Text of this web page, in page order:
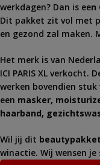
werkdagen? Dan is een
Dit pakket zit vol met
en gezond zal maken.
Het merk is van
ICI PARIS XL verkocht.
werken bovendien
een masker,
haarband,
Wil jij dit beautypakket
winactie. Wij wensen je